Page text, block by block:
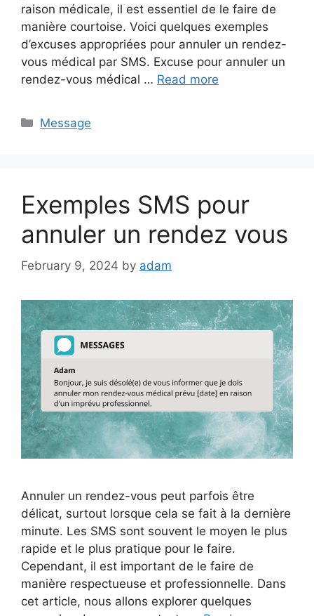
raison médicale, il est essentiel de le faire de
manière courtoise. Voici quelques exemples
d’excuses appropriées pour annuler un rendez-
vous médical par SMS. Excuse pour annuler un
rendez-vous médical … Read more
Categories
Message
Exemples SMS pour
annuler un rendez vous
February 9, 2024 by adam
Annuler un rendez-vous peut parfois être
délicat, surtout lorsque cela se fait à la dernière
minute. Les SMS sont souvent le moyen le plus
rapide et le plus pratique pour le faire.
Cependant, il est important de le faire de
manière respectueuse et professionnelle. Dans
cet article, nous allons explorer quelques